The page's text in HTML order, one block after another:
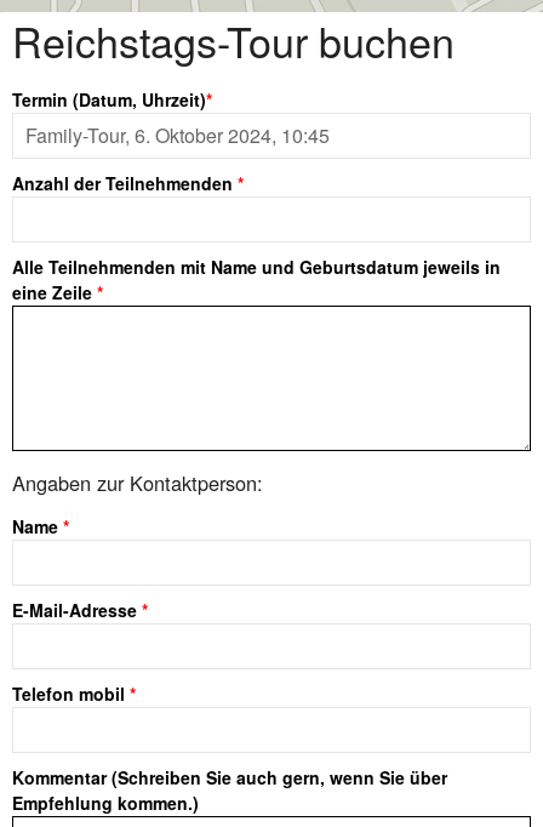
SkipReichstags-Tour buchen
Termin (Datum, Uhrzeit)*
Anzahl der Teilnehmenden *
Alle Teilnehmenden mit Name und Geburtsdatum jeweils in
eine Zeile *
Angaben zur Kontaktperson:
Name *
E-Mail-Adresse *
Telefon mobil *
Kommentar (Schreiben Sie auch gern, wenn Sie über
Empfehlung kommen.)